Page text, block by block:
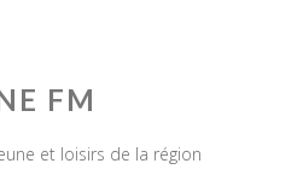
FM
et loisirs de la région